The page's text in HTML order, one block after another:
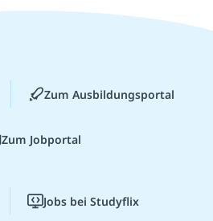
Zum Ausbildungsportal
Zum Jobportal
Jobs bei Studyflix